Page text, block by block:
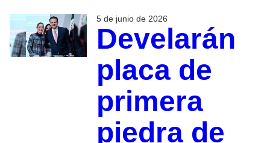
5 de junio de 2026
Develarán
placa de
primera
piedra de